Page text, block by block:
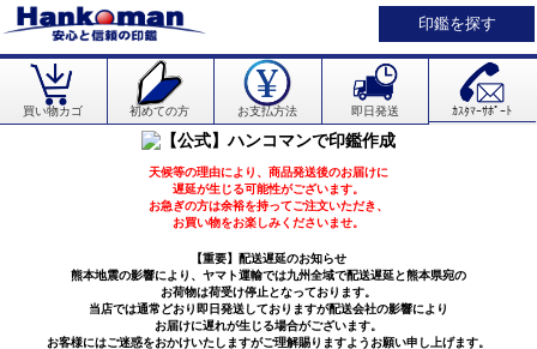
印鑑を探す
買い物カゴ 初めての方 お支払方法 即日発送 ｶｽﾀﾏｰｻﾎﾟｰﾄ
天候等の理由により、商品発送後のお届けに
遅延が生じる可能性がございます。
お急ぎの方は余裕を持ってご注文いただき、
お買い物をお楽しみくださいませ。
【重要】配送遅延のお知らせ
熊本地震の影響により、ヤマト運輸では九州全域で配送遅延と熊本県宛の
お荷物は荷受け停止となっております。
当店では通常どおり即日発送しておりますが配送会社の影響により
お届けに遅れが生じる場合がございます。
お客様にはご迷惑をおかけいたしますがご理解賜りますようお願い申し上げます。